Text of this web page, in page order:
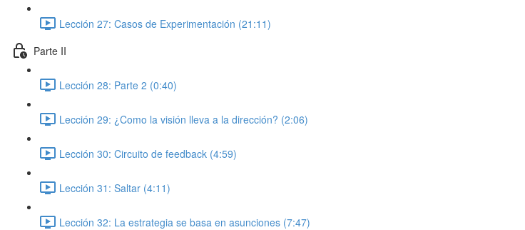
Lección 27: Casos de Experimentación (21:11)
Parte II
Lección 28: Parte 2 (0:40)
Lección 29: ¿Como la visión lleva a la dirección? (2:06)
Lección 30: Circuito de feedback (4:59)
Lección 31: Saltar (4:11)
Lección 32: La estrategia se basa en asunciones (7:47)